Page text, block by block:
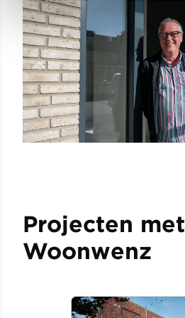
Projecten met
Woonwenz